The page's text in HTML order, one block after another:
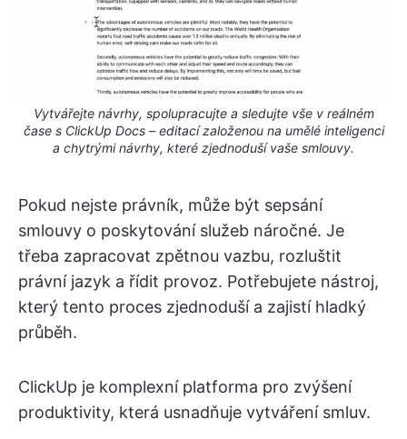
Vytvářejte návrhy, spolupracujte a sledujte vše v reálném
čase s ClickUp Docs – editací založenou na umělé inteligenci
a chytrými návrhy, které zjednoduší vaše smlouvy.
Pokud nejste právník, může být sepsání
smlouvy o poskytování služeb náročné. Je
třeba zapracovat zpětnou vazbu, rozluštit
právní jazyk a řídit provoz. Potřebujete nástroj,
který tento proces zjednoduší a zajistí hladký
průběh.
ClickUp je komplexní platforma pro zvýšení
produktivity, která usnadňuje vytváření smluv.